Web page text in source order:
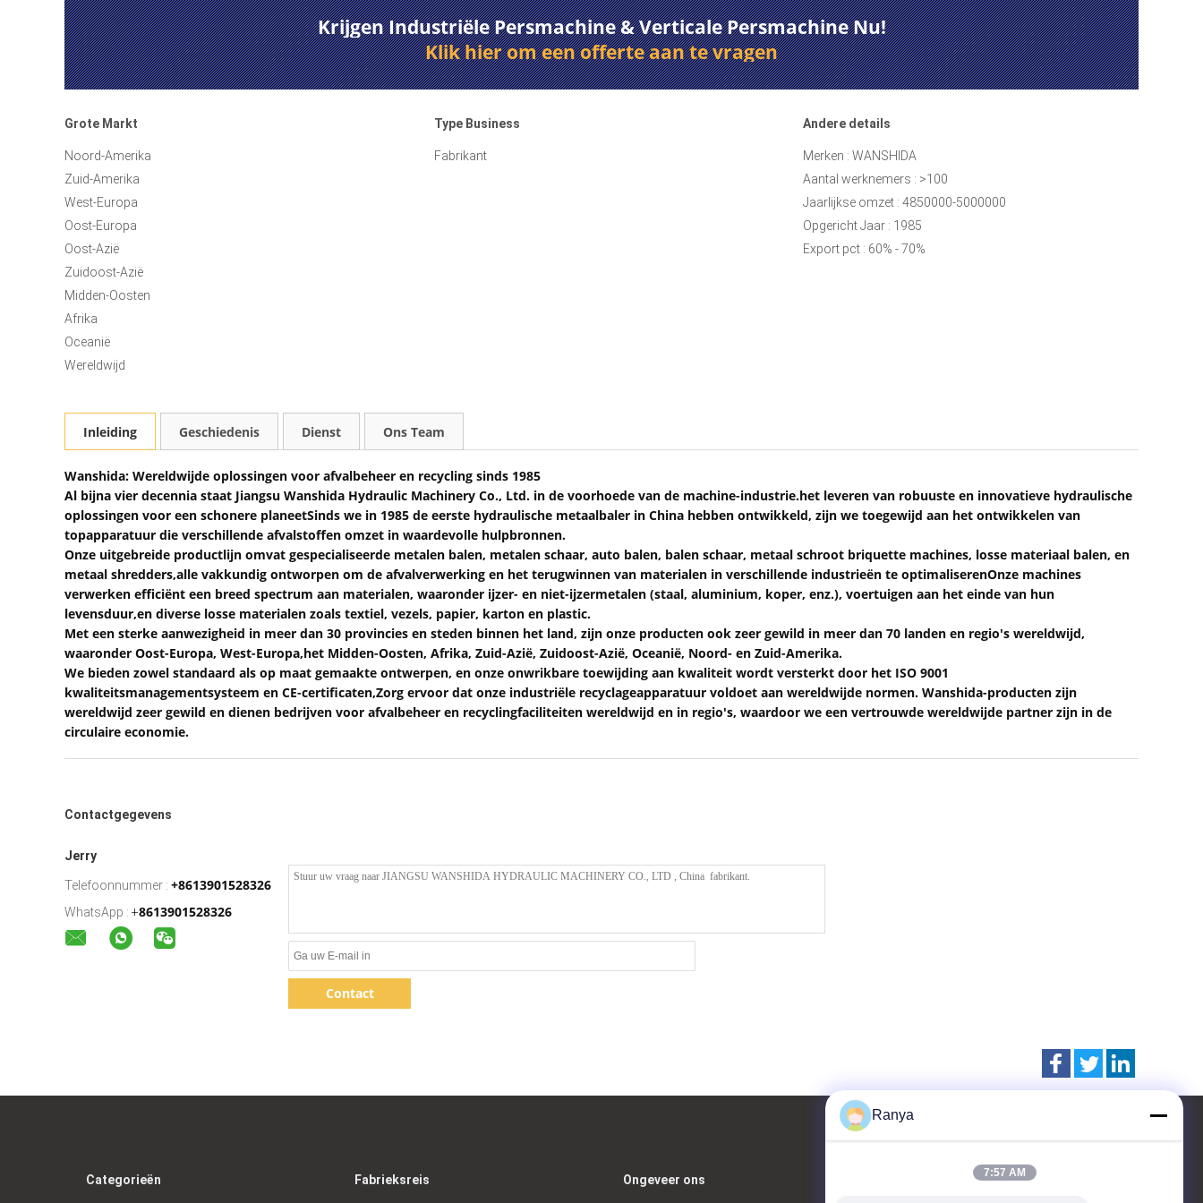
Krijgen Industriële Persmachine & Verticale Persmachine Nu!
Klik hier om een offerte aan te vragen
Grote Markt
Noord-Amerika
Zuid-Amerika
West-Europa
Oost-Europa
Oost-Azië
Zuidoost-Azië
Midden-Oosten
Afrika
Oceanië
Wereldwijd
Type Business
Fabrikant
Andere details
Merken : WANSHIDA
Aantal werknemers : >100
Jaarlijkse omzet : 4850000-5000000
Opgericht Jaar : 1985
Export pct : 60% - 70%
Inleiding Geschiedenis Dienst Ons Team
Wanshida: Wereldwijde oplossingen voor afvalbeheer en recycling sinds 1985
Al bijna vier decennia staat Jiangsu Wanshida Hydraulic Machinery Co., Ltd. in de voorhoede van de machine-industrie.het leveren van robuuste en innovatieve hydraulische
oplossingen voor een schonere planeetSinds we in 1985 de eerste hydraulische metaalbaler in China hebben ontwikkeld, zijn we toegewijd aan het ontwikkelen van
topapparatuur die verschillende afvalstoffen omzet in waardevolle hulpbronnen.
Onze uitgebreide productlijn omvat gespecialiseerde metalen balen, metalen schaar, auto balen, balen schaar, metaal schroot briquette machines, losse materiaal balen, en
metaal shredders,alle vakkundig ontworpen om de afvalverwerking en het terugwinnen van materialen in verschillende industrieën te optimaliserenOnze machines
verwerken efficiënt een breed spectrum aan materialen, waaronder ijzer- en niet-ijzermetalen (staal, aluminium, koper, enz.), voertuigen aan het einde van hun
levensduur,en diverse losse materialen zoals textiel, vezels, papier, karton en plastic.
Met een sterke aanwezigheid in meer dan 30 provincies en steden binnen het land, zijn onze producten ook zeer gewild in meer dan 70 landen en regio's wereldwijd,
waaronder Oost-Europa, West-Europa,het Midden-Oosten, Afrika, Zuid-Azië, Zuidoost-Azië, Oceanië, Noord- en Zuid-Amerika.
We bieden zowel standaard als op maat gemaakte ontwerpen, en onze onwrikbare toewijding aan kwaliteit wordt versterkt door het ISO 9001
kwaliteitsmanagementsysteem en CE-certificaten,Zorg ervoor dat onze industriële recyclageapparatuur voldoet aan wereldwijde normen. Wanshida-producten zijn
wereldwijd zeer gewild en dienen bedrijven voor afvalbeheer en recyclingfaciliteiten wereldwijd en in regio's, waardoor we een vertrouwde wereldwijde partner zijn in de
circulaire economie.
Contactgegevens
Jerry
Telefoonnummer : +8613901528326
WhatsApp : +8613901528326
Contact
Categorieën Fabrieksreis Ongeveer ons Contacteer ons
Ranya
7:57 AM